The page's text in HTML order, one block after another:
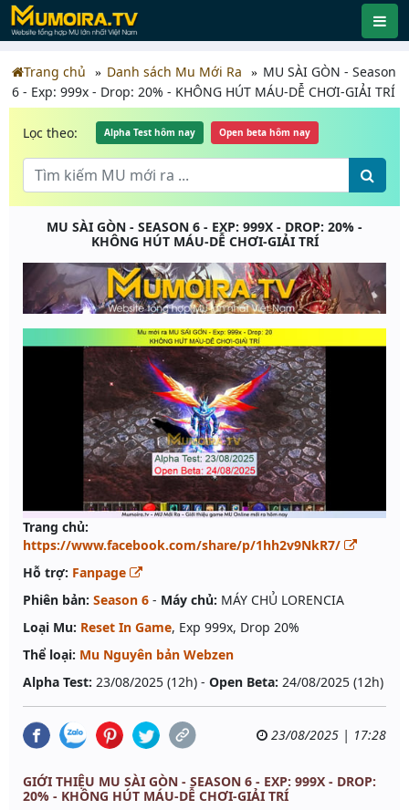
Trang chủ Danh sách Mu Mới Ra
MU SÀI GÒN - Season
6 - Exp: 999x - Drop: 20% - KHÔNG HÚT MÁU-DỄ CHƠI-GIẢI TRÍ
Lọc theo: Alpha Test hôm nay Open beta hôm nay
MU SÀI GÒN - SEASON 6 - EXP: 999X - DROP: 20% -
KHÔNG HÚT MÁU-DỄ CHƠI-GIẢI TRÍ
Trang chủ:
https://www.facebook.com/share/p/1hh2v9NkR7/
Hỗ trợ: Fanpage
Phiên bản: Season 6 - Máy chủ: MÁY CHỦ LORENCIA
Loại Mu: Reset In Game, Exp 999x, Drop 20%
Thể loại: Mu Nguyên bản Webzen
Alpha Test: 23/08/2025 (12h) - Open Beta: 24/08/2025 (12h)
23/08/2025 | 17:28
GIỚI THIỆU MU SÀI GÒN - SEASON 6 - EXP: 999X - DROP:
20% - KHÔNG HÚT MÁU-DỄ CHƠI-GIẢI TRÍ